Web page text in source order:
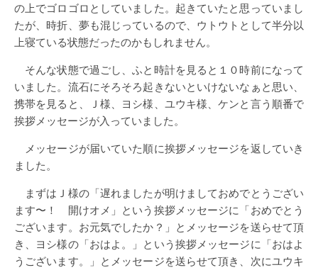
の上でゴロゴロとしていました。起きていたと思っていまし
たが、時折、夢も混じっているので、ウトウトとして半分以
上寝ている状態だったのかもしれません。
そんな状態で過ごし、ふと時計を見ると１０時前になって
いました。流石にそろそろ起きないといけないなぁと思い、
携帯を見ると、Ｊ様、ヨシ様、ユウキ様、ケンと言う順番で
挨拶メッセージが入っていました。
メッセージが届いていた順に挨拶メッセージを返していき
ました。
まずはＪ様の「遅れましたが明けましておめでとうござい
ます〜！ 開けオメ」という挨拶メッセージに「おめでとう
ございます。お元気でしたか？」とメッセージを送らせて頂
き、ヨシ様の「おはよ。」という挨拶メッセージに「おはよ
うございます。」とメッセージを送らせて頂き、次にユウキ